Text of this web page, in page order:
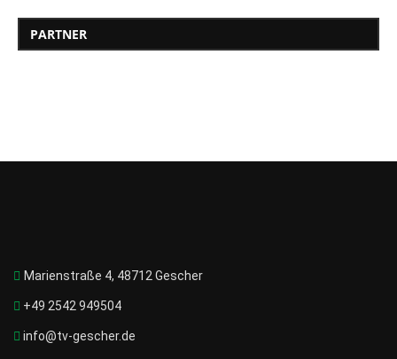
PARTNER
Marienstraße 4, 48712 Gescher
+49 2542 949504
info@tv-gescher.de